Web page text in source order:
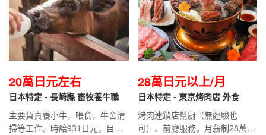
20萬日元左右
日本特定 - 長崎縣 畜牧養牛職
主要負責養小牛，喂食，牛舍清
掃等工作。時給931日元，目前
28萬日元以上/月
日本特定 - 東京烤肉店 外食
烤肉連鎖店幫廚（無經驗也
可）、前廳服務。月薪制28萬日